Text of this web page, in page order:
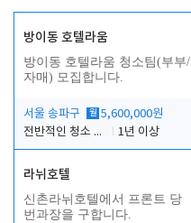
방이동 호텔라움
방이동 호텔라움 청소팀(부부/
자매) 모집합니다.
서울 송파구 월 5,600,000원
전반적인 청소 업무(객실청소.객실정리)
1년 이상
라뉘호텔
신촌라뉘호텔에서 프론트 당
번과장을 구합니다.